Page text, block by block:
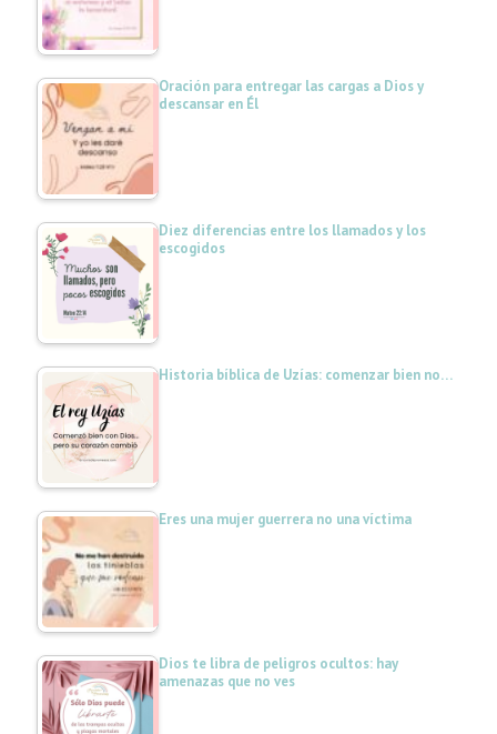
Oración para entregar las cargas a Dios y
descansar en Él
Diez diferencias entre los llamados y los
escogidos
Historia bíblica de Uzías: comenzar bien no…
Eres una mujer guerrera no una víctima
Dios te libra de peligros ocultos: hay
amenazas que no ves